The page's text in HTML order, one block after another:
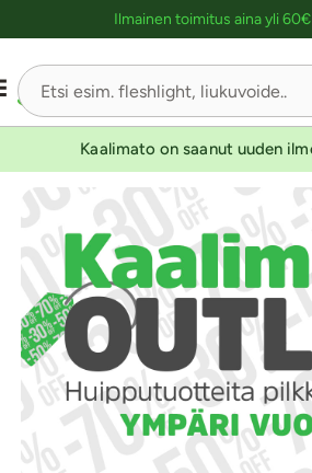
Ilmainen toimitus aina yli
Kaalimato on saanut uuden